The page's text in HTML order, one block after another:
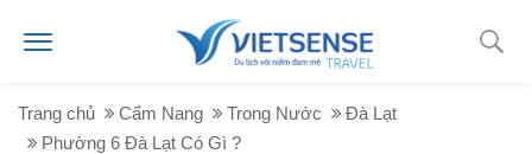
Trang chủ Cẩm Nang Trong Nước
Đà Lạt
Phường 6 Đà Lạt Có Gì ?